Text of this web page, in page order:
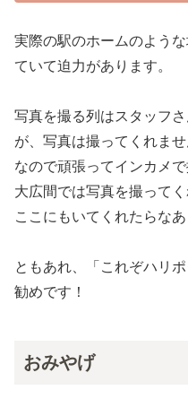
実際の駅のホームのよう
ていて迫力があります。
写真を撮る列はスタッフ
が、写真は撮ってくれませ
なので頑張ってインカメで
大広間では写真を撮って
ここにもいてくれたらなあ
ともあれ、「これぞハリ
勧めです！
おみやげ